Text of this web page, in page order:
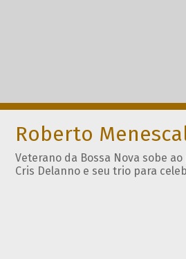
Roberto
Veterano da Bossa Nova sobe
Cris Delanno e seu trio para